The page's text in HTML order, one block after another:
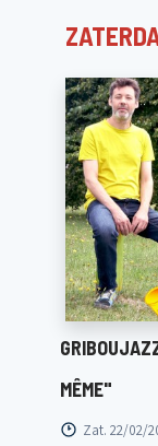
MÊME"
Zat. 22/02/